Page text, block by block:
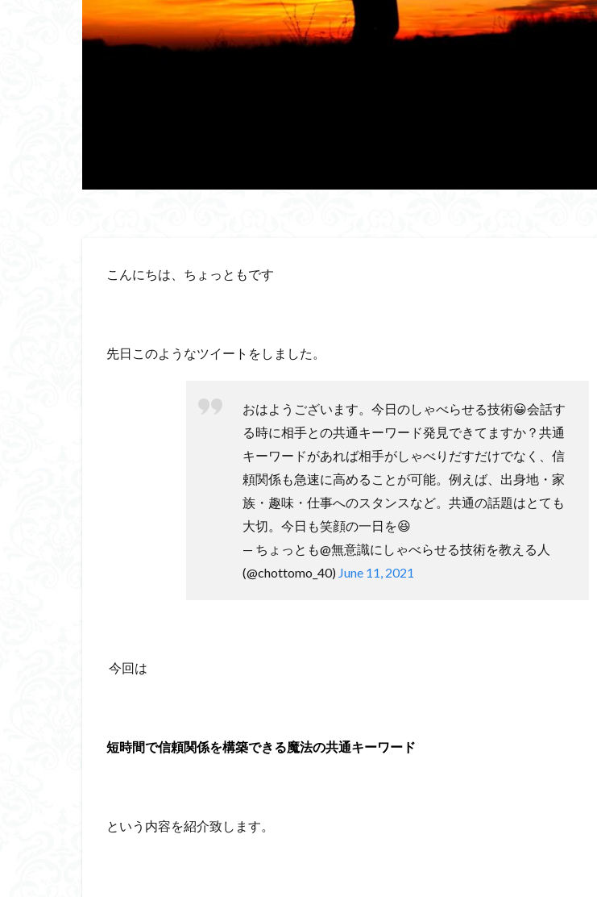
こんにちは、ちょっともです
先日このようなツイートをしました。
おはようございます。今日のしゃべらせる技術😀会話す
る時に相手との共通キーワード発見できてますか？共通
キーワードがあれば相手がしゃべりだすだけでなく、信
頼関係も急速に高めることが可能。例えば、出身地・家
族・趣味・仕事へのスタンスなど。共通の話題はとても
大切。今日も笑顔の一日を😆
— ちょっとも@無意識にしゃべらせる技術を教える人
(@chottomo_40) June 11, 2021
今回は
短時間で信頼関係を構築できる魔法の共通キーワード
という内容を紹介致します。
会話の割り切り力
プライベート 会話が続かない 会話
一方的
モチベーション